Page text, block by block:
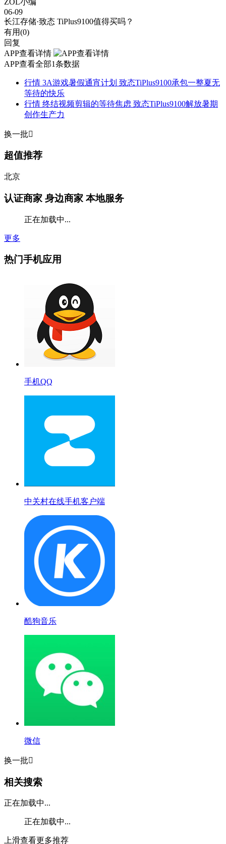
06-09
长江存储·致态 TiPlus9100值得买吗？
有用(0)
回复
APP查看详情
APP查看全部1条数据
行情 3A游戏暑假通宵计划 致态TiPlus9100承包一整夏无
等待的快乐
行情 终结视频剪辑的等待焦虑 致态TiPlus9100解放暑期
创作生产力
换一批
超值推荐
北京
认证商家 身边商家 本地服务
正在加载中...
更多
热门手机应用
手机QQ
中关村在线手机客户端
酷狗音乐
微信
换一批
相关搜索
正在加载中...
正在加载中...
上滑查看更多推荐